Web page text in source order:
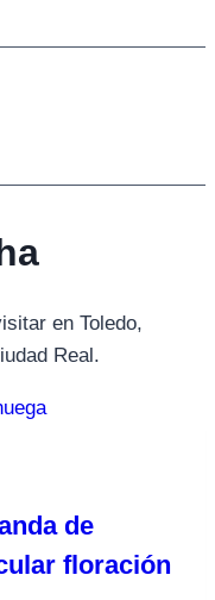
en Toledo,
Real.
de
floración